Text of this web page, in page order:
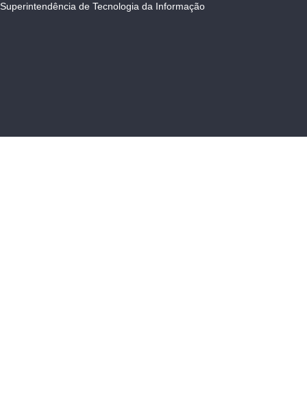
Superintendência de Tecnologia da Informação